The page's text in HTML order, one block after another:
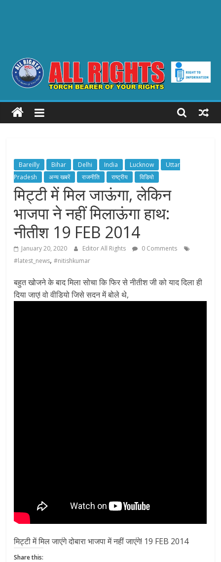
ALL
RIGHTS
Bearer
of
your
Rights
Bareilly Bihar Delhi India Lucknow
Uttar
Pradesh
अन्य खबरें राजनीति राष्ट्रीय विडियो
मिट्टी में मिल जाऊंगा, लेकिन
भाजपा ने नहीं मिलाऊंगा हाथ:
नीतीश 19 FEB 2014
January 20, 2020 Editor All Rights
0 Comments
#latest_news,#nitishkumar
बहुत खोजने के बाद मिला सोचा कि फिर से नीतीश जी को याद दिला ही
दिया जाए! वो वीडियो जिसे सदन में बोले थे,
मिट्टी में मिल जाएंगे दोबारा भाजपा में नहीं जाएंगे! 19 FEB 2014
Share this: